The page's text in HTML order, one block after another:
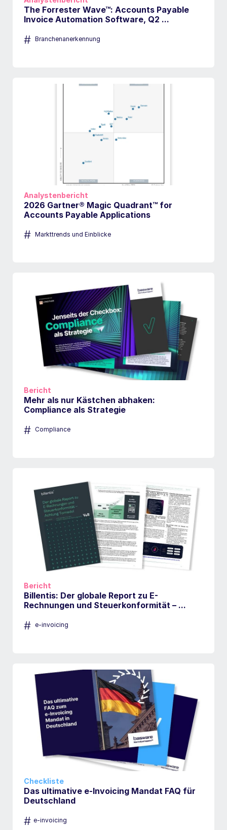
The Forrester Wave™: Accounts Payable
Invoice Automation Software, Q2 ...
# Branchenanerkennung
Analystenbericht
2026 Gartner® Magic Quadrant™ for
Accounts Payable Applications
# Markttrends und Einblicke
Bericht
Mehr als nur Kästchen abhaken:
Compliance als Strategie
# Compliance
Bericht
Billentis: Der globale Report zu E-
Rechnungen und Steuerkonformität – ...
# e-invoicing
Checkliste
Das ultimative e-Invoicing Mandat FAQ für
Deutschland
# e-invoicing